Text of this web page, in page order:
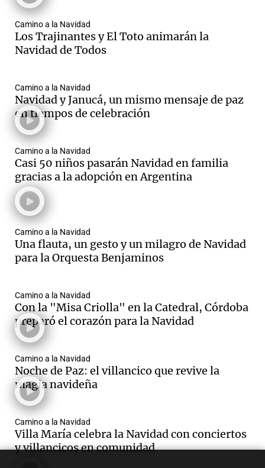
Camino a la Navidad
Los Trajinantes y El Toto animarán la
Navidad de Todos
Camino a la Navidad
Navidad y Janucá, un mismo mensaje de paz
en tiempos de celebración
Camino a la Navidad
Casi 50 niños pasarán Navidad en familia
gracias a la adopción en Argentina
Camino a la Navidad
Una flauta, un gesto y un milagro de Navidad
para la Orquesta Benjaminos
Camino a la Navidad
Con la "Misa Criolla" en la Catedral, Córdoba
preparó el corazón para la Navidad
Camino a la Navidad
Noche de Paz: el villancico que revive la
magia navideña
Camino a la Navidad
Villa María celebra la Navidad con conciertos
y villancicos en comunidad